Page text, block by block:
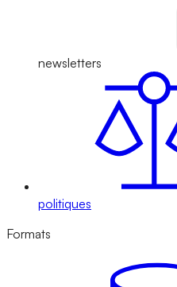
newsletters
politiques
Formats